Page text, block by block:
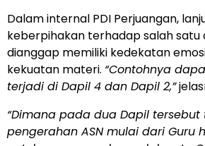
Dalam internal PDI Perjuangan,
keberpihakan terhadap salah satu
dianggap memiliki kedekatan
kekuatan materi. “Contohnya
terjadi di Dapil 4 dan Dapil 2,”
“Dimana pada dua Dapil tersebut
pengerahan ASN mulai dari Guru